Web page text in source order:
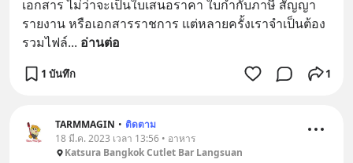
เอกสาร ไม่ว่าจะเป็นใบเสนอราคา ใบกำกับภาษี สัญญา
รายงาน หรือเอกสารราชการ แต่หลายครั้งเราจำเป็นต้อง
รวมไฟล์... อ่านต่อ
1 บันทึก 1
TARMMAGIN • ติดตาม
18 มี.ค. 2023 เวลา 13:56 • อาหาร
Katsura Bangkok Cutlet Bar Langsuan